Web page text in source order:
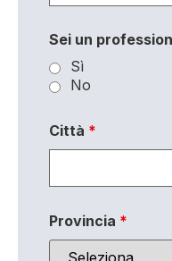
Sei un
Sì
No
Città *
Provincia *